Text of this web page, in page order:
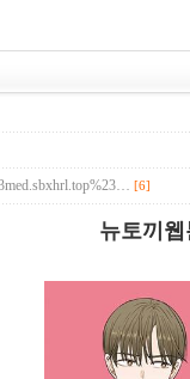
[6]
뉴토끼